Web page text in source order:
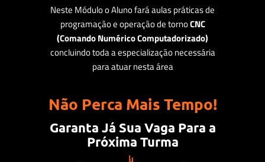
Neste Módulo o Aluno fará aulas práticas de
programação e operação de tornoCNC
(Comando Numérico Computadorizado)
concluindo toda a especialização necessária
para atuar nesta área
Não Perca Mais Tempo!
Garanta Já Sua Vaga Para a
Próxima Turma